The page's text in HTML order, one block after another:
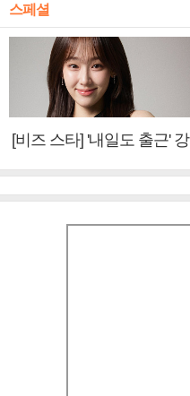
스페셜
[비즈 스타] '내일도 출근' 강